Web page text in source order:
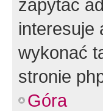
zapytać
interesuje
wykonać
stronie
Góra